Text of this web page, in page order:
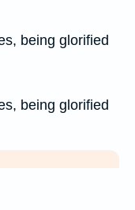
being glorified
being glorified